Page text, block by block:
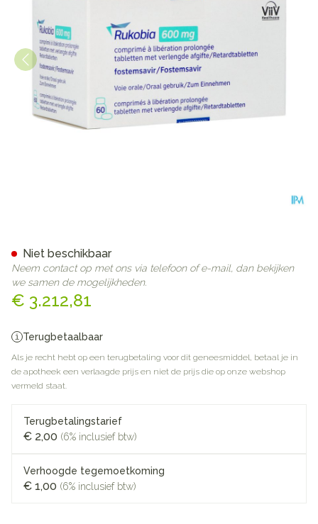
€ 3.212,81
Terugbetaalbaar
Als je recht hebt op een terugbetaling voor dit geneesmiddel, betaal je in
de apotheek een verlaagde prijs en niet de prijs die op onze webshop
vermeld staat.
Terugbetalingstarief
€ 2,00 (6% inclusief btw)
Verhoogde tegemoetkoming
€ 1,00 (6% inclusief btw)
Niet beschikbaar
Neem contact op met ons via telefoon of e-mail, dan bekijken
we samen de mogelijkheden.